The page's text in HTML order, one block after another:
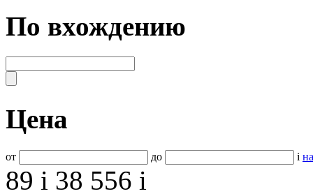
По вхождению
Цена
от до i
89 i 38 556 i